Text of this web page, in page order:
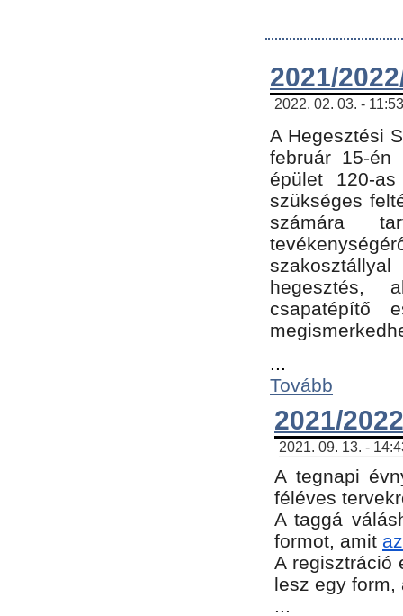
2021/
2022. 02. 03. -
A Hegesztési
február 15-
épület 120-
szükséges
számára
hegesztés,
csapatépítő
...
Tovább
2021/
2021. 09. 13. -
A tegnapi
féléves
A taggá
formot, amit
A regisztráció
lesz egy
...